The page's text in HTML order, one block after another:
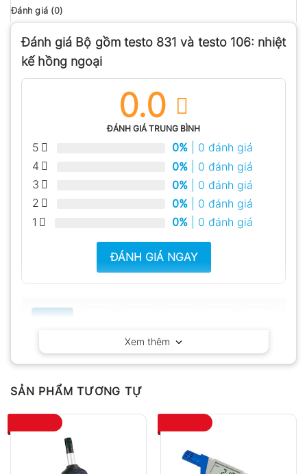
Đánh giá (0)
Đánh giá Bộ gồm testo 831 và testo 106: nhiệt
kế hồng ngoại
0.0
ĐÁNH GIÁ TRUNG BÌNH
5 0% | 0 đánh giá
4
0% | 0 đánh giá
3
0% | 0 đánh giá
2
0% | 0 đánh giá
1
0% | 0 đánh giá
ĐÁNH GIÁ NGAY
Có ảnh
Chưa có đánh giá nào.
Xem thêm
SẢN PHẨM TƯƠNG TỰ